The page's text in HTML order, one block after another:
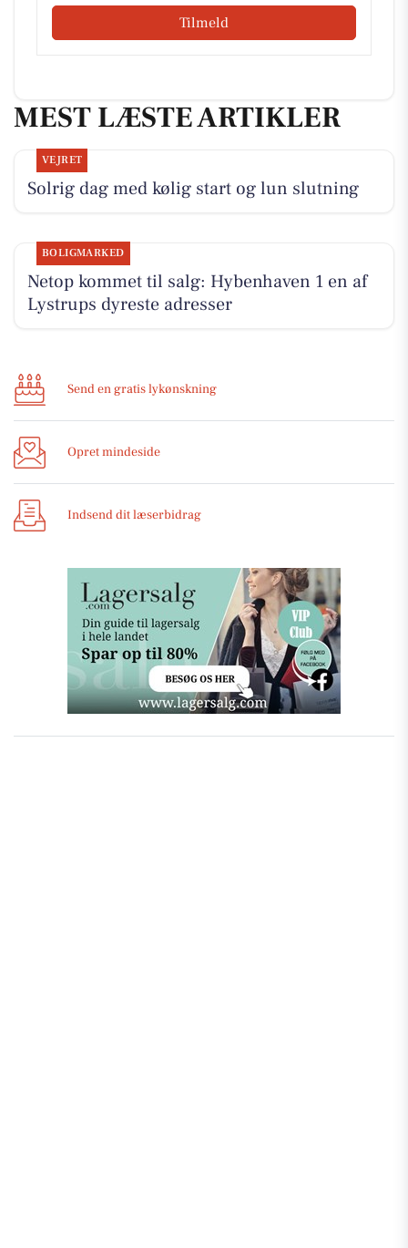
Tilmeld
MEST LÆSTE ARTIKLER
VEJRET
Solrig dag med kølig start og lun slutning
BOLIGMARKED
Netop kommet til salg: Hybenhaven 1 en af
Lystrups dyreste adresser
Send en gratis lykønskning
Opret mindeside
Indsend dit læserbidrag